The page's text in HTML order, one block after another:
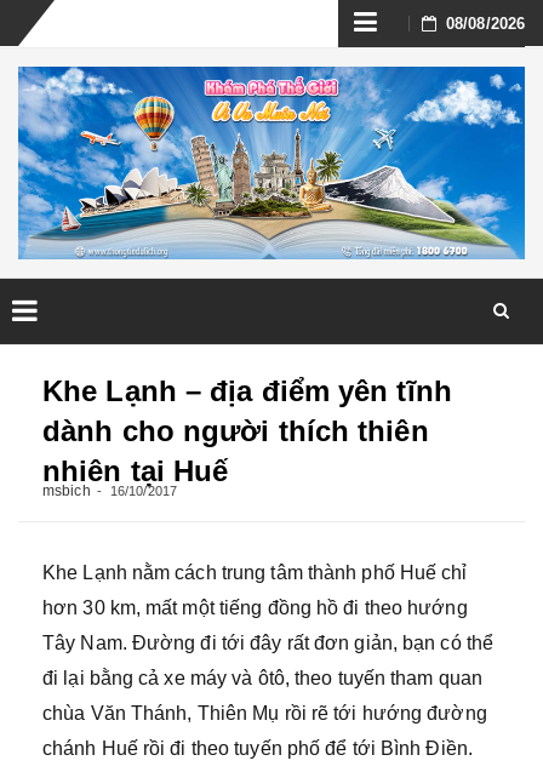
Skip
to
content
08/08/2026
Khe Lạnh – địa điểm yên tĩnh
dành cho người thích thiên
nhiên tại Huế
msbich 16/10/2017
Khe Lạnh nằm cách trung tâm thành phố Huế chỉ
hơn 30 km, mất một tiếng đồng hồ đi theo hướng
Tây Nam. Đường đi tới đây rất đơn giản, bạn có thể
đi lại bằng cả xe máy và ôtô, theo tuyến tham quan
chùa Văn Thánh, Thiên Mụ rồi rẽ tới hướng đường
chánh Huế rồi đi theo tuyến phố để tới Bình Điền.